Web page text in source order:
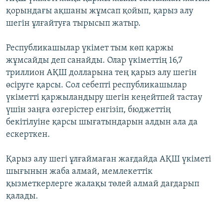
қорындағы ақшаны жұмсап қойып, қарыз алу
шегін ұлғайтуға тырысып жатыр.
Республикашылар үкімет тым көп қаржы
жұмсайды деп санайды. Олар үкіметтің 16,7
триллион АҚШ долларына тең қарыз алу шегін
өсіруге қарсы. Сол себепті республикашылар
үкіметті қаржыландыру шегін кеңейтпей тастау
үшін заңға өзгерістер енгізіп, бюджеттің
бекітілуіне қарсы шығатындарын алдын ала да
ескерткен.
Қарыз алу шегі ұлғаймаған жағдайда АҚШ үкіметі
шығынын жаба алмай, мемлекеттік
қызметкерлерге жалақы төлей алмай дағдарып
қалады.